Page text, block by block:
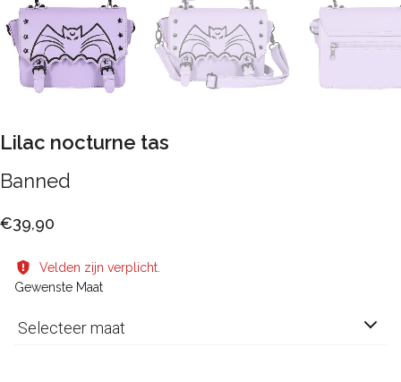
Lilac nocturne tas
Banned
€39,90
Velden zijn verplicht.
Gewenste Maat
Selecteer maat